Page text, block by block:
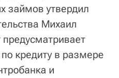
займов утвердил
Михаил
кредиту в размере
и